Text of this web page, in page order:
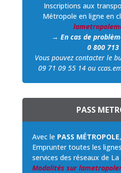
Inscriptions aux
Métropole en ligne en
→ En cas de
0 800 713
Vous pouvez contacter le
09 71 09 55 14 ou
PASS
Avec le PASS MÉTROPOLE
Emprunter toutes les
services des réseaux de
Modalités sur